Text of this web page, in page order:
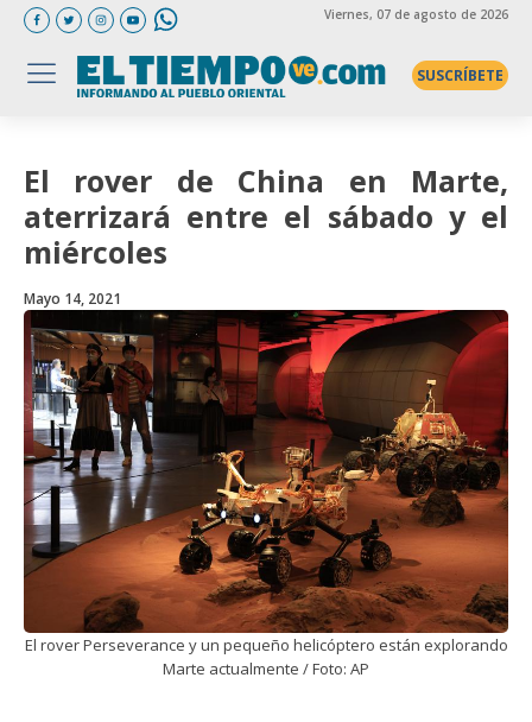
Viernes, 07 de agosto de 2026
SUSCRÍBETE
El rover de China en Marte,
aterrizará entre el sábado y el
miércoles
Mayo 14, 2021
El rover Perseverance y un pequeño helicóptero están explorando
Marte actualmente / Foto: AP